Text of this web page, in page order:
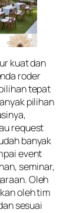
kuat dan
roder
tepat
pilihan
request
banyak
event
seminar,
Oleh
oleh tim
sesuai